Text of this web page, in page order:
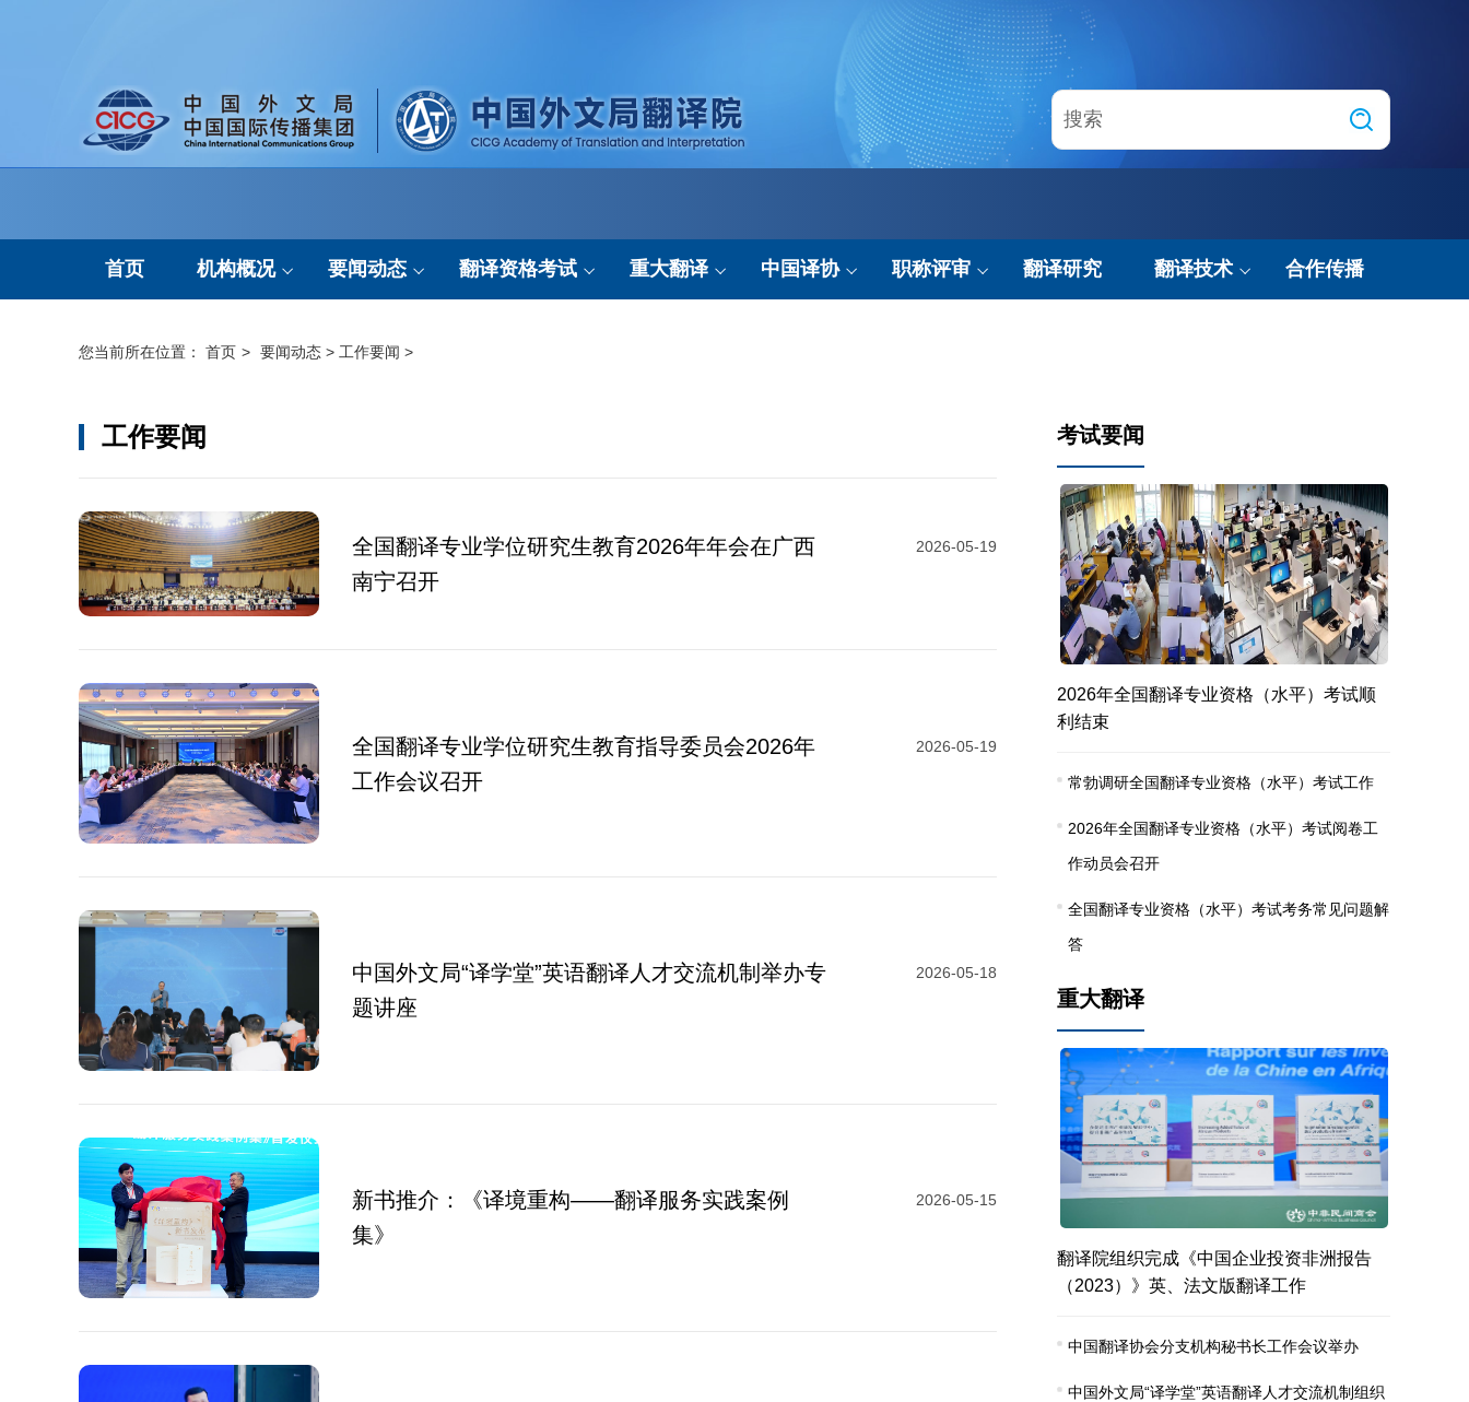
首页 机构概况
现任领导
要闻动态 翻译资格考试 重大翻译 中国译协 职称评审 翻译研究 翻译技术 合作传播
您当前所在位置： 首页 > 要闻动态 > 工作要闻 >
工作要闻
全国翻译专业学位研究生教育2026年年会在广西
南宁召开
2026-05-19
全国翻译专业学位研究生教育指导委员会2026年
工作会议召开
2026-05-19
中国外文局“译学堂”英语翻译人才交流机制举办专
题讲座
2026-05-18
新书推介：《译境重构——翻译服务实践案例
集》
2026-05-15
考试要闻
2026年全国翻译专业资格（水平）考试顺
利结束
常勃调研全国翻译专业资格（水平）考试工作
2026年全国翻译专业资格（水平）考试阅卷工
作动员会召开
全国翻译专业资格（水平）考试考务常见问题解
答
重大翻译
翻译院组织完成《中国企业投资非洲报告
（2023）》英、法文版翻译工作
中国翻译协会分支机构秘书长工作会议举办
中国外文局“译学堂”英语翻译人才交流机制组织